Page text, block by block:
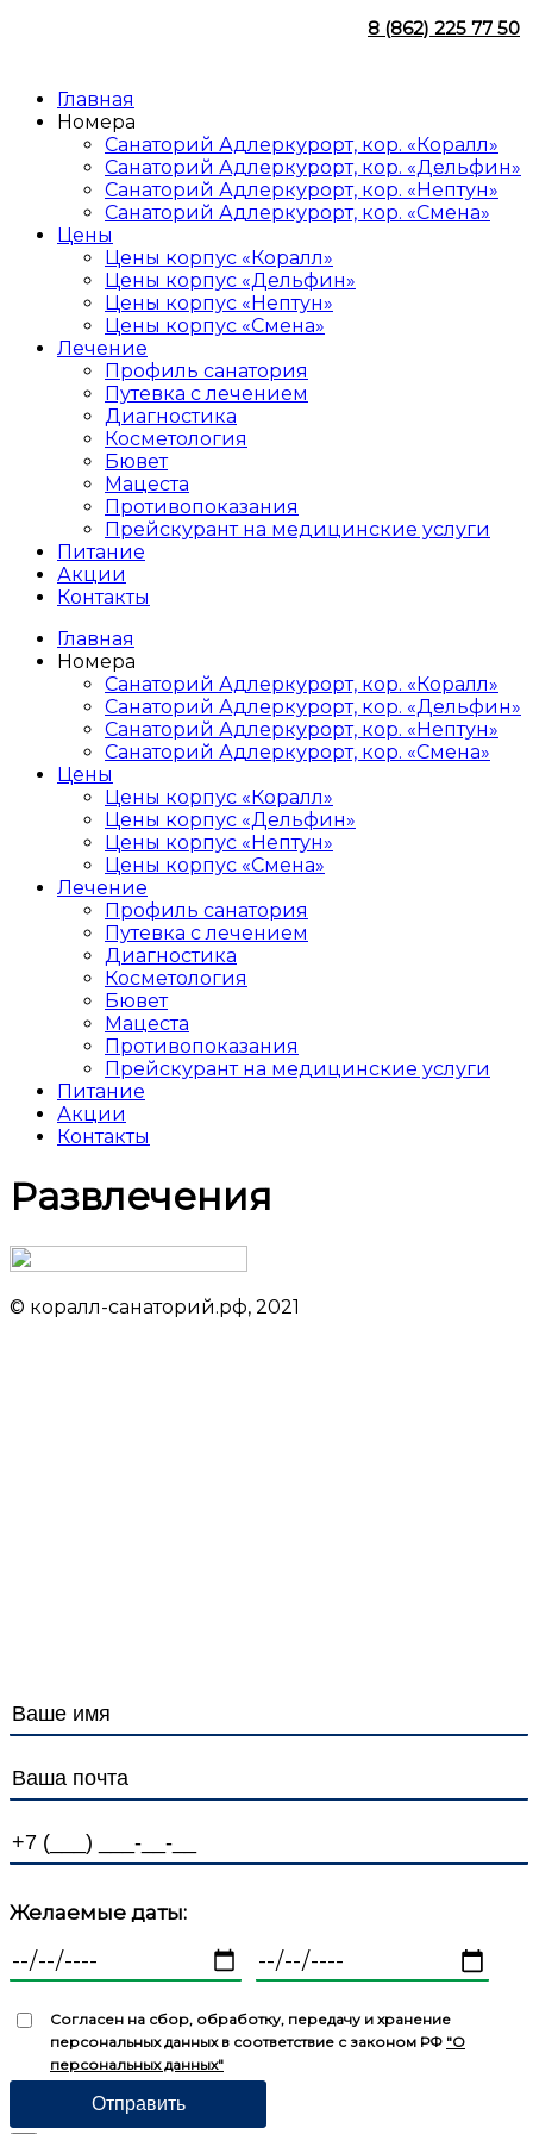
8 (862) 225 77 50
Главная
Номера
Санаторий Адлеркурорт, кор. «Коралл»
Санаторий Адлеркурорт, кор. «Дельфин»
Санаторий Адлеркурорт, кор. «Нептун»
Санаторий Адлеркурорт, кор. «Смена»
Цены
Цены корпус «Коралл»
Цены корпус «Дельфин»
Цены корпус «Нептун»
Цены корпус «Смена»
Лечение
Профиль санатория
Путевка с лечением
Диагностика
Косметология
Бювет
Мацеста
Противопоказания
Прейскурант на медицинские услуги
Питание
Акции
Контакты
Главная
Номера
Санаторий Адлеркурорт, кор. «Коралл»
Санаторий Адлеркурорт, кор. «Дельфин»
Санаторий Адлеркурорт, кор. «Нептун»
Санаторий Адлеркурорт, кор. «Смена»
Цены
Цены корпус «Коралл»
Цены корпус «Дельфин»
Цены корпус «Нептун»
Цены корпус «Смена»
Лечение
Профиль санатория
Путевка с лечением
Диагностика
Косметология
Бювет
Мацеста
Противопоказания
Прейскурант на медицинские услуги
Питание
Акции
Контакты
Развлечения
© коралл-санаторий.рф, 2021
Желаемые даты:
Согласен на сбор, обработку, передачу и хранение
персональных данных в соответствие с законом РФ "О
персональных данных"